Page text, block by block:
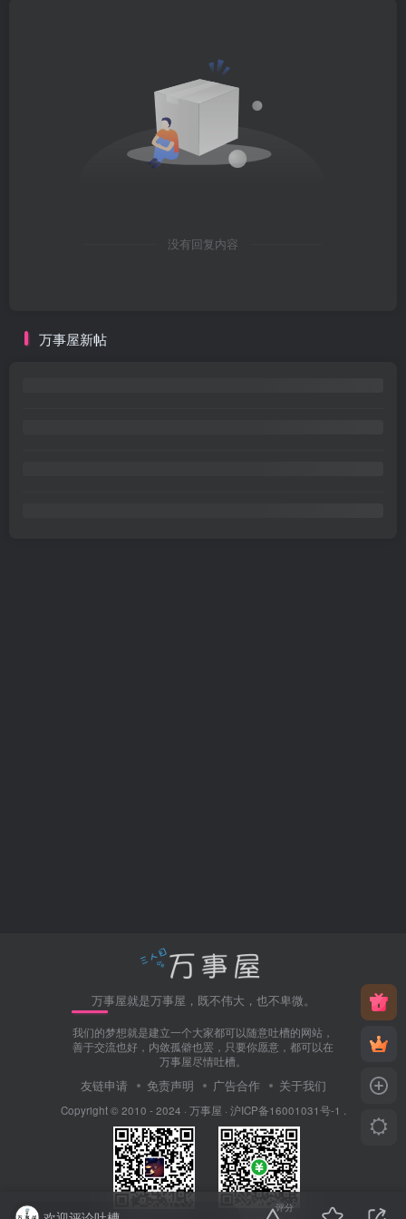
没有回复内容
万事屋新帖
万事屋就是万事屋，既不伟大，也不卑微。
我们的梦想就是建立一个大家都可以随意吐槽的网站，
善于交流也好，内敛孤僻也罢，只要你愿意，都可以在
万事屋尽情吐槽。
友链申请 免责声明 广告合作 关于我们
Copyright © 2010 - 2024 · 万事屋 · 沪ICP备16001031号-1
评分